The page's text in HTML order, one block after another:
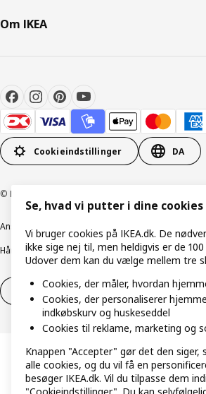
Om IKEA
Cookieindstillinger DA
© Inter IKEA Systems B.V. 1999-2026
Ansvarlig rapportering Cookiepolitik
Håndtering af persondataSalgs- og
Fortryd dit køb Fortryd dit køb af
Se, hvad vi putter i dine cookies
Vi bruger cookies på IKEA.dk. De
ikke sige nej til, men heldigvis er de
Udover dem kan du vælge mellem tre
Cookies, der måler, hvordan
Cookies, der personaliserer
indkøbskurv og huskeseddel
Cookies til reklame, marketing og
Knappen "Accepter" gør det den siger,
alle cookies, og du vil få en
besøger IKEA.dk. Vil du tilpasse dem